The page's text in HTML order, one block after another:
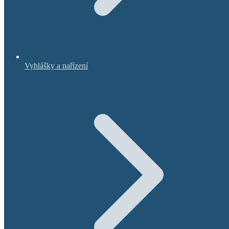
Vyhlášky a nařízení